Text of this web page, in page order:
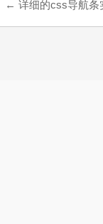
← 详细的css导航条